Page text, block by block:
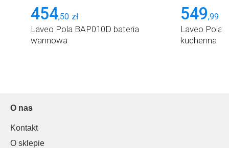
454,50 zł
Laveo Pola BAP010D bateria
wannowa
549,99
Laveo Pola
kuchenna
O nas
Kontakt
O sklepie